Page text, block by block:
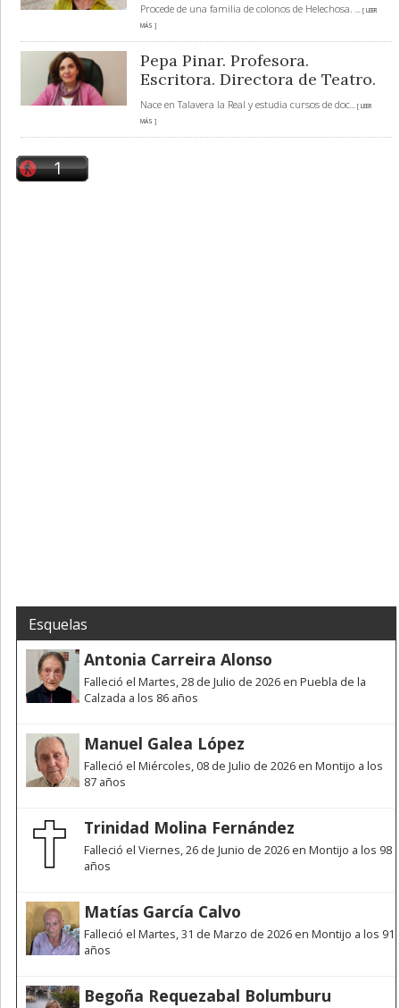
Procede de una familia de colonos de Helechosa.
... [ LEER
MÁS ]
Pepa Pinar. Profesora.
Escritora. Directora de Teatro.
Nace en Talavera la Real y estudia cursos de doc... [ LEER
MÁS ]
Esquelas
Antonia Carreira Alonso
Falleció el Martes, 28 de Julio de 2026 en Puebla de la
Calzada a los 86 años
Manuel Galea López
Falleció el Miércoles, 08 de Julio de 2026 en Montijo a los
87 años
Trinidad Molina Fernández
Falleció el Viernes, 26 de Junio de 2026 en Montijo a los 98
años
Matías García Calvo
Falleció el Martes, 31 de Marzo de 2026 en Montijo a los 91
años
Begoña Requezabal Bolumburu